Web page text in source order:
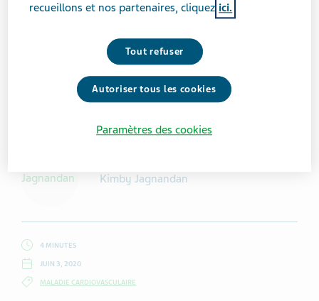
Getty Images / SDI Productions
Kimby Jagnandan
4 MINUTES
JUIN 3, 2020
MALADIE CARDIOVASCULAIRE
recueillons et nos partenaires, cliquez ici.
Tout refuser
Autoriser tous les cookies
Paramètres des cookies